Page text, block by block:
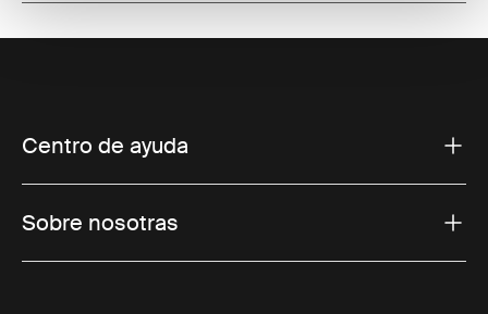
Centro de ayuda
Sobre nosotras